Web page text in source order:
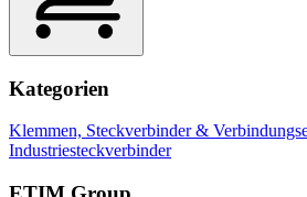
Kategorien
Klemmen, Steckverbinder &
Industriesteckverbinder